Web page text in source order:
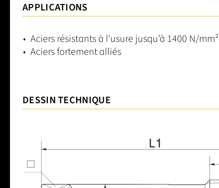
APPLICATIONS
Aciers résistants à l'usure jusqu'à 1400 N/mm²
Aciers fortement alliés
DESSIN TECHNIQUE